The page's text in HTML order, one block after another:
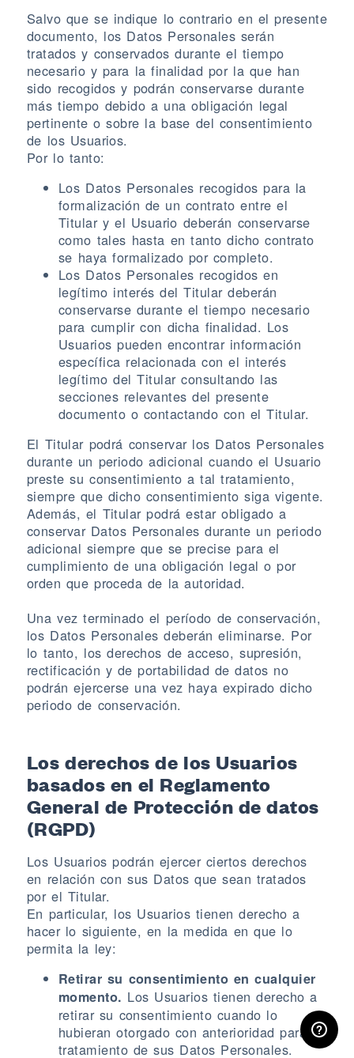
ÁREA RESERVADA
Salvo que se indique lo contrario en el presente
documento, los Datos Personales serán
tratados y conservados durante el tiempo
necesario y para la finalidad por la que han
sido recogidos y podrán conservarse durante
más tiempo debido a una obligación legal
pertinente o sobre la base del consentimiento
de los Usuarios.
Por lo tanto:
Los Datos Personales recogidos para la
formalización de un contrato entre el
Titular y el Usuario deberán conservarse
como tales hasta en tanto dicho contrato
se haya formalizado por completo.
Los Datos Personales recogidos en
legítimo interés del Titular deberán
conservarse durante el tiempo necesario
para cumplir con dicha finalidad. Los
Usuarios pueden encontrar información
específica relacionada con el interés
legítimo del Titular consultando las
secciones relevantes del presente
documento o contactando con el Titular.
El Titular podrá conservar los Datos Personales
durante un periodo adicional cuando el Usuario
preste su consentimiento a tal tratamiento,
siempre que dicho consentimiento siga vigente.
Además, el Titular podrá estar obligado a
conservar Datos Personales durante un periodo
adicional siempre que se precise para el
cumplimiento de una obligación legal o por
orden que proceda de la autoridad.
Una vez terminado el período de conservación,
los Datos Personales deberán eliminarse. Por
lo tanto, los derechos de acceso, supresión,
rectificación y de portabilidad de datos no
podrán ejercerse una vez haya expirado dicho
periodo de conservación.
Los derechos de los Usuarios
basados en el Reglamento
General de Protección de datos
(RGPD)
Los Usuarios podrán ejercer ciertos derechos
en relación con sus Datos que sean tratados
por el Titular.
En particular, los Usuarios tienen derecho a
hacer lo siguiente, en la medida en que lo
permita la ley:
Retirar su consentimiento en cualquier
momento. Los Usuarios tienen derecho a
retirar su consentimiento cuando lo
hubieran otorgado con anterioridad para el
tratamiento de sus Datos Personales.